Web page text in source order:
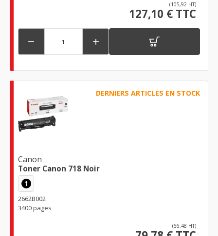
(105,92 HT)
127,10 € TTC
 
DERNIERS ARTICLES EN STOCK
Canon
Toner Canon 718 Noir
1
2662B002
3400 pages
(66,48 HT)